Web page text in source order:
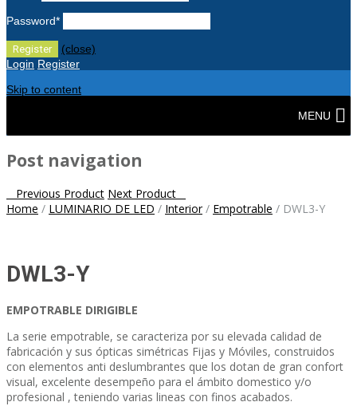
Password*
(close)
Login Register
Skip to content
MENU
Post navigation
Previous Product Next Product
Home / LUMINARIO DE LED / Interior/ Empotrable / DWL3-Y
DWL3-Y
EMPOTRABLE DIRIGIBLE
La serie empotrable, se caracteriza por su elevada calidad de
fabricación y sus ópticas simétricas Fijas y Móviles, construidos
con elementos anti deslumbrantes que los dotan de gran confort
visual, excelente desempeño para el ámbito domestico y/o
profesional , teniendo varias lineas con finos acabados.